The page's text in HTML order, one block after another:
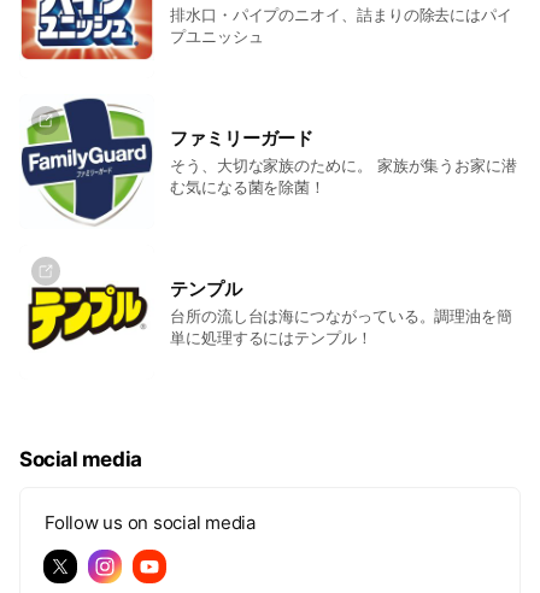
排水口・パイプのニオイ、詰まりの除去にはパイ
プユニッシュ
ファミリーガード
そう、大切な家族のために。 家族が集うお家に潜
む気になる菌を除菌！
テンプル
台所の流し台は海につながっている。調理油を簡
単に処理するにはテンプル！
Social media
Follow us on social media